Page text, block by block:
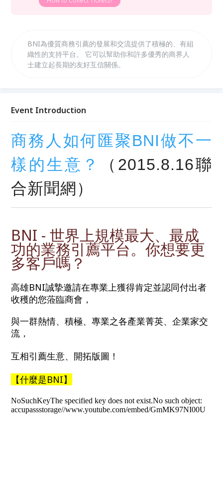
BNI為優質商務引薦的發展和交流提供了積極的、有組
織性的支持平台。 它可以幫助你和許多優秀的商界人
士建立起長期的友好互信關係。
Event Introduction
商務人如何匯聚BNI做不一
樣的生意？
（2015.8.16聯
合新聞網）
BNI - 世界上規模最大、最成
功的業務引薦平台。你想要更
多客戶嗎？
高雄BNI誠摯邀請在專業上獲得肯定並認同付出者
收穫的您蒞臨商會，
與一群熱情、積極、專業之各產業菁英、企業家交
流，
互相引薦生意、開拓版圖！
【什麼是BNI】